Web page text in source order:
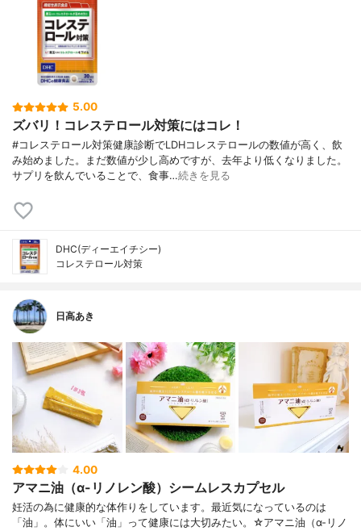
5.00
ズバリ！コレステロール対策にはコレ！
#コレステロール対策健康診断でLDHコレステロールの数値が高く、飲
み始めました。まだ数値が少し高めですが、去年より低くなりました。
サプリを飲んでいることで、食事…続きを見る
DHC(ディーエイチシー)
コレステロール対策
日高あき
4.00
アマニ油（α-リノレン酸）シームレスカプセル
妊活の為に健康的な体作りをしています。最近気になっているのは
「油」。体にいい「油」って健康には大切みたい。☆アマニ油（α-リノ